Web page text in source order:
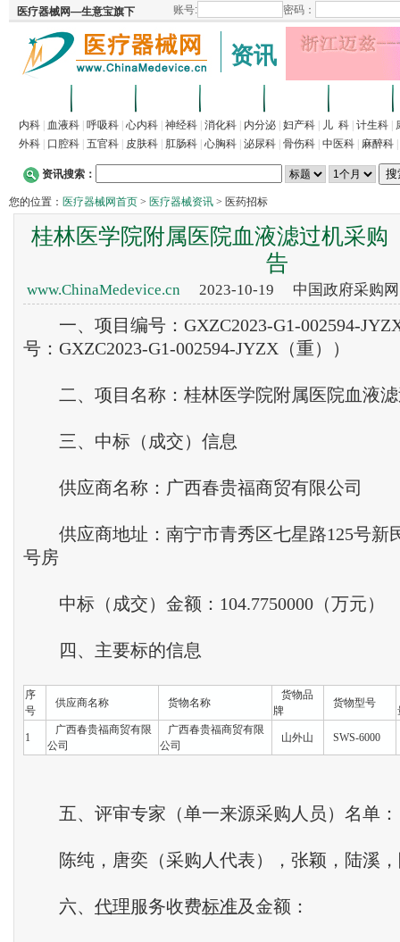
资讯
内科 血液科 呼吸科 心内科 神经科 消化科 内分泌 妇产科 儿 科 计生科
外科
口腔科 五官科 皮肤科 肛肠科 心胸科 泌尿科 骨伤科 中医科 麻醉科
资讯搜索：
您的位置： 医疗器械网首页 > 医疗器械资讯 > 医药招标
桂林医学院附属医院血液滤过机采购
告
www.ChinaMedevice.cn2023-10-19 中国政府采购
一、项目编号：GXZC2023-G1-002594-
号：GXZC2023-G1-002594-JYZX（重））
二、项目名称：桂林医学院附属医院血液滤
三、中标（成交）信息
供应商名称：广西春贵福商贸有限公司
供应商地址：南宁市青秀区七星路125号新
号房
中标（成交）金额：104.7750000（万元）
四、主要标的信息
序
号
供应商名称 货物名称
货物品
牌
货物型号
1
广西春贵福商贸有限
公司
广西春贵福商贸有限
公司
山外山 SWS-6000
五、评审专家（单一来源采购人员）名单：
陈纯，唐奕（采购人代表），张颖，陆溪，
六、 代理服务收费标准及金额：